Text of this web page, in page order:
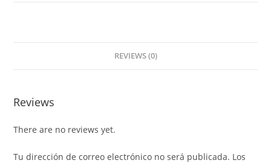
REVIEWS (0)
Reviews
There are no reviews yet.
Tu dirección de correo electrónico no será publicada. Los